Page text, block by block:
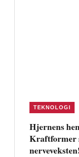
TEKNOLOGI
Hjernens
Kraftformer